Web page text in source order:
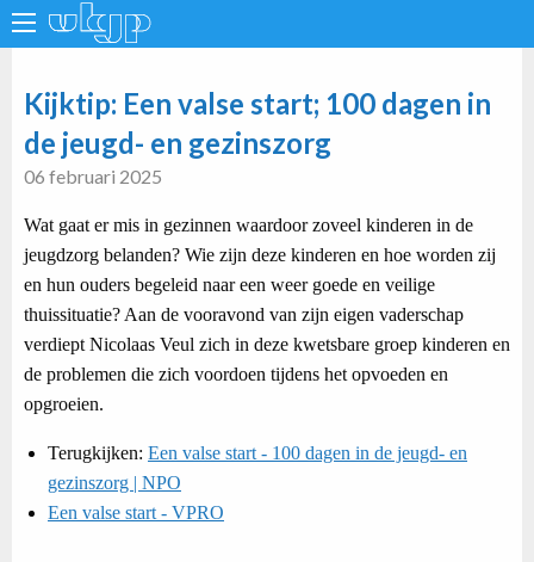
Kijktip: Een valse start; 100 dagen in
de jeugd- en gezinszorg
06 februari 2025
Wat gaat er mis in gezinnen waardoor zoveel kinderen in de
jeugdzorg belanden? Wie zijn deze kinderen en hoe worden zij
en hun ouders begeleid naar een weer goede en veilige
thuissituatie? Aan de vooravond van zijn eigen vaderschap
verdiept Nicolaas Veul zich in deze kwetsbare groep kinderen en
de problemen die zich voordoen tijdens het opvoeden en
opgroeien.
Terugkijken: Een valse start - 100 dagen in de jeugd- en
gezinszorg | NPO
Een valse start - VPRO